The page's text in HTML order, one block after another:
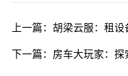
上一篇：胡梁云服：租
下一篇：房车大玩家：